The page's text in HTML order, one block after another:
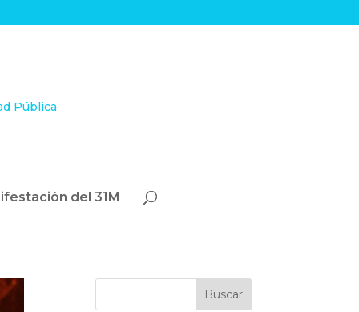
del 31M
Buscar